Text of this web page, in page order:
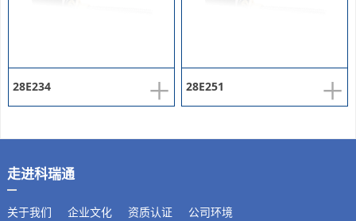
+
28E234 +
28E251
走进科瑞通
关于我们 企业文化 资质认证 公司环境